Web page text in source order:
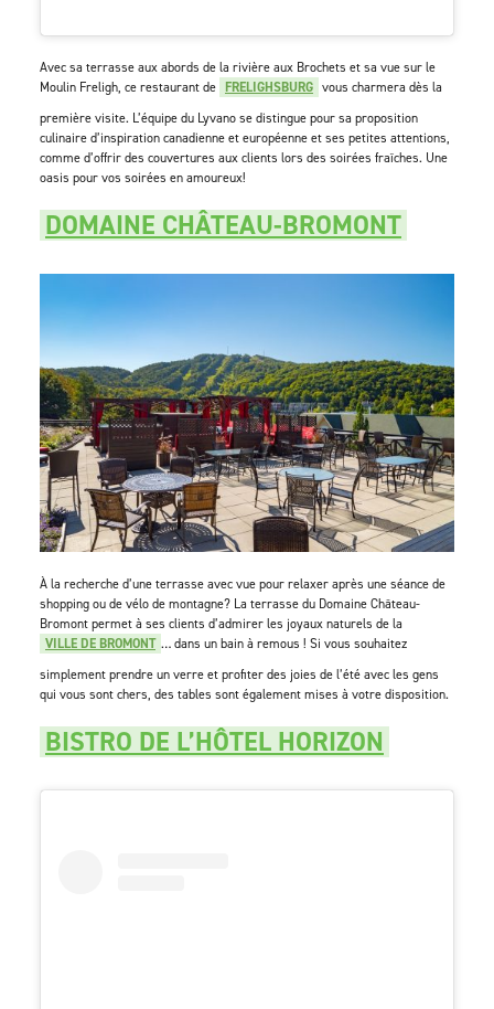
Avec sa terrasse aux abords de la rivière aux Brochets et sa vue sur le
Moulin Freligh, ce restaurant de FRELIGHSBURG vous charmera dès la
première visite. L’équipe du Lyvano se distingue pour sa proposition
culinaire d’inspiration canadienne et européenne et ses petites attentions,
comme d’offrir des couvertures aux clients lors des soirées fraîches. Une
oasis pour vos soirées en amoureux!
DOMAINE CHÂTEAU-BROMONT
À la recherche d’une terrasse avec vue pour relaxer après une séance de
shopping ou de vélo de montagne? La terrasse du Domaine Château-
Bromont permet à ses clients d’admirer les joyaux naturels de la
VILLE DE BROMONT … dans un bain à remous ! Si vous souhaitez
simplement prendre un verre et profiter des joies de l’été avec les gens
qui vous sont chers, des tables sont également mises à votre disposition.
BISTRO DE L’HÔTEL HORIZON